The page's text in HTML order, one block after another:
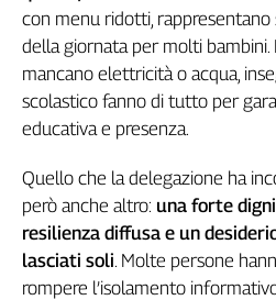
Cerca
Contatti
redazione
Newsletter
con menu ridotti, rappresentano
della giornata per molti bambini.
mancano elettricità o acqua,
scolastico fanno di tutto per
educativa e presenza.
Quello che la delegazione ha
però anche altro: una forte
resilienza diffusa e un
lasciati soli. Molte persone
rompere l’isolamento